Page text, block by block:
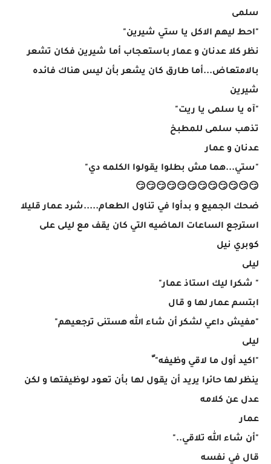
سلمى
"احط ليهم الاكل يا ستي شيرين"
نظر كلا عدنان و عمار باستعجاب أما شيرين فكان تشعر
بالامتعاض...أما طارق كان يشعر بأن ليس هناك فائده
شيرين
"آه يا سلمى يا ريت"
تذهب سلمى للمطبخ
عدنان و عمار
"ستي...هما مش بطلوا يقولوا الكلمه دي"
😏😏😏😏😏😏😏😏😏😏😏😏
ضحك الجميع و بدأوا في تناول الطعام.....شرد عمار قليلا
استرجع الساعات الماضيه التي كان يقف مع ليلى على
كوبري نيل
ليلى
" شكرا ليك استاذ عمار"
ابتسم عمار لها و قال
"مفيش داعي لشكر أن شاء الله هستنى ترجعيهم"
ليلى
"اكيد أول ما لاقي وظيفه" ّ
ينظر لها حائرا يريد أن يقول لها بأن تعود لوظيفتها و لكن
عدل عن كلامه
عمار
"أن شاء الله تلاقي.."
قال في نفسه